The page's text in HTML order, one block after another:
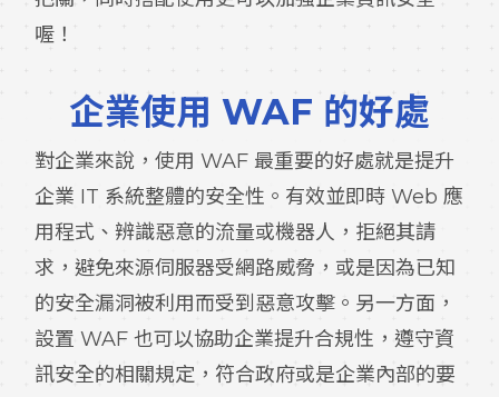
喔！
企業使用 WAF 的好處
對企業來說，使用 WAF 最重要的好處就是提升
企業 IT 系統整體的安全性。有效並即時 Web 應
用程式、辨識惡意的流量或機器人，拒絕其請
求，避免來源伺服器受網路威脅，或是因為已知
的安全漏洞被利用而受到惡意攻擊。另一方面，
設置 WAF 也可以協助企業提升合規性，遵守資
訊安全的相關規定，符合政府或是企業內部的要